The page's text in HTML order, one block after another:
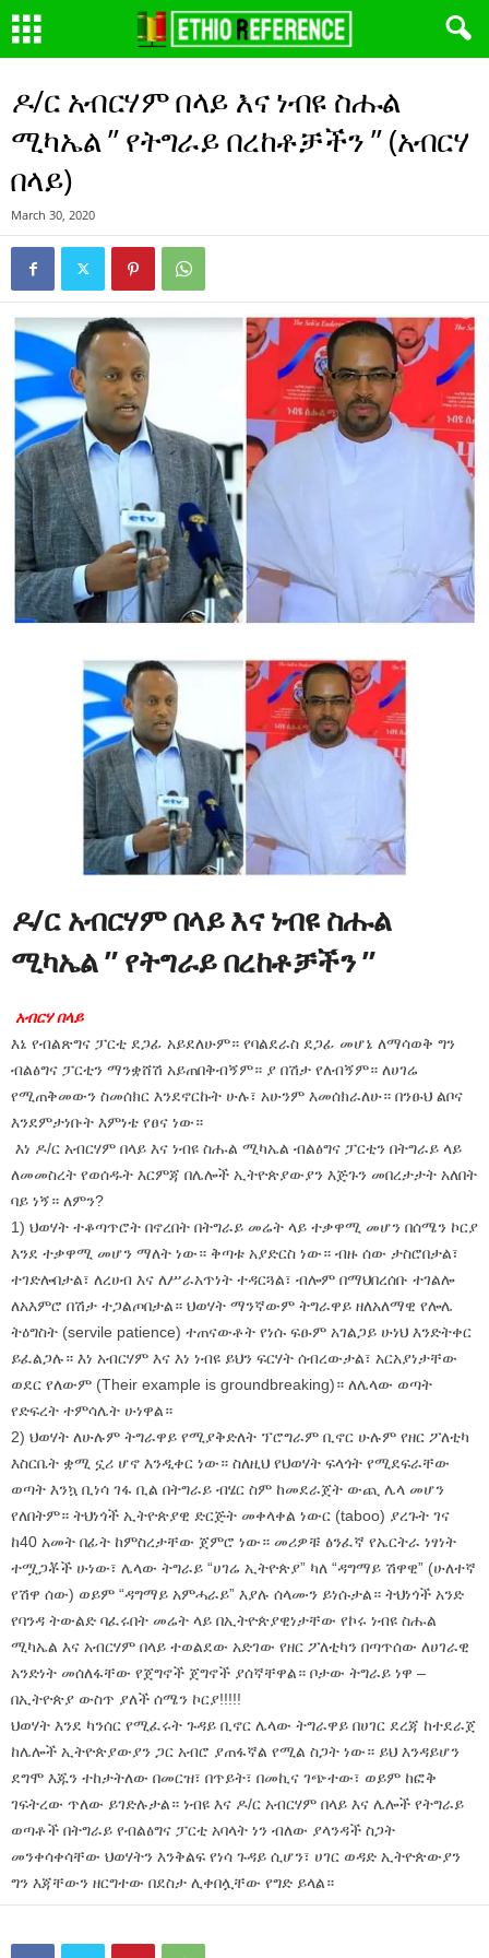
ዶ/ር አብርሃም በላይ እና ነብዩ ስሑል
ሚካኤል ” የትግራይ በረከቶቻችን ” (አብርሃ
በላይ)
March 30, 2020
ዶ/ር አብርሃም በላይ እና ነብዩ ስሑል
ሚካኤል” የትግራይ በረከቶቻችን ”
አብርሃ በላይ
እኔ የብልጽግና ፓርቲ ደጋፊ አይደለሁም። የባልደራስ ደጋፊ መሆኔ ለማሳወቅ ግን
ብልፅግና ፓርቲን ማንቋሸሽ አይጠበቅብኝም። ያ በሽታ የለብኝም። ለሀገሬ
የሚጠቅመውን ስመሰክር እንደኖርኩት ሁሉ፣ አሁንም እመሰክራለሁ። በንፁህ ልቦና
እንደምታነቡት እምነቴ የፀና ነው።
እነ ዶ/ር አብርሃም በላይ እና ነብዩ ስሑል ሚካኤል ብልፅግና ፓርቲን በትግራይ ላይ
ለመመስረት የወሰዱት እርምጃ በሌሎች ኢትዮጵያውያን እጅጉን መበረታታት አለበት
ባይ ነኝ። ለምን?
1) ህወሃት ተቆጣጥሮት በኖረበት በትግራይ መሬት ላይ ተቃዋሚ መሆን በሰሜን ኮርያ
እንደ ተቃዋሚ መሆን ማለት ነው። ቅጣቱ አያድርስ ነው። ብዙ ሰው ታስሮበታል፣
ተገድሎበታል፣ ለረሀብ እና ለሥራአጥነት ተዳርጓል፣ ብሎም በማህበረሰቡ ተገልሎ
ለአእምሮ በሽታ ተጋልጦበታል። ህወሃት ማንኛውም ትግራዋይ ዘለአለማዊ የሎሌ
ትዕግስት (servile patience) ተጠናውቶት የነሱ ፍፁም አገልጋይ ሁነህ እንድትቀር
ይፈልጋሉ። እነ አብርሃም እና እነ ነብዩ ይህን ፍርሃት ሰብረውታል፣ አርአያነታቸው
ወደር የለውም (Their example is groundbreaking)። ለሌላው ወጣት
የድፍረት ተምሳሌት ሁነዋል።
2) ህወሃት ለሁሉም ትግራዋይ የሚያቅድለት ፕሮግራም ቢኖር ሁሉም የዘር ፖለቲካ
እስርቤት ቋሚ ኗሪ ሆኖ እንዲቀር ነው። ስለዚህ የህወሃት ፍላጎት የሚደፍራቸው
ወጣት እንኳ ቢነሳ ገፋ ቢል በትግራይ ብሄር ስም ከመደራጀት ውጪ ሌላ መሆን
የለበትም። ትህነጎች ኢትዮጵያዊ ድርጅት መቀላቀል ነውር (taboo) ያረጉት ገና
ከ40 አመት በፊት ከምስረታቸው ጀምሮ ነው። መሪዎቹ ፅንፈኛ የኤርትራ ነፃነት
ተሟጋቾች ሁነው፣ ሌላው ትግራይ “ሀገሬ ኢትዮጵያ” ካለ “ዳግማይ ሽዋዊ” (ሁለተኛ
የሽዋ ሰው) ወይም “ዳግማይ አምሓራይ” እያሉ ሰላሙን ይነሱታል። ትህነጎች አንድ
የባንዳ ትውልድ ባፈሩበት መሬት ላይ በኢትዮጵያዊነታቸው የኮሩ ነብዩ ስሑል
ሚካኤል እና አብርሃም በላይ ተወልደው አድገው የዘር ፖለቲካን በጣጥሰው ለሀገራዊ
አንድነት መሰለፋቸው የጀግኖች ጀግኖች ያሰኛቸዋል። ቦታው ትግራይ ነዋ –
በኢትዮጵያ ውስጥ ያለች ሰሜን ኮርያ!!!!!
ህወሃት እንደ ካንሰር የሚፈሩት ጉዳይ ቢኖር ሌላው ትግራዋይ በሀገር ደረጃ ከተደራጀ
ከሌሎች ኢትዮጵያውያን ጋር አብሮ ያጠፋኛል የሚል ስጋት ነው። ይህ እንዳይሆን
ደግሞ እጁን ተከታትለው በመርዝ፣ በጥይት፣ በመኪና ገጭተው፣ ወይም ከፎቅ
ገፍትረው ጥለው ይገድሉታል። ነብዩ እና ዶ/ር አብርሃም በላይ እና ሌሎች የትግራይ
ወጣቶች በትግራይ የብልፅግና ፓርቲ አባላት ነን ብለው ያላንዳች ስጋት
መንቀሳቀሳቸው ህወሃትን እንቅልፍ የነሳ ጉዳይ ሲሆን፣ ሀገር ወዳድ ኢትዮጵውያን
ግን እጃቸውን ዘርግተው በደስታ ሊቀበሏቸው የግድ ይላል።